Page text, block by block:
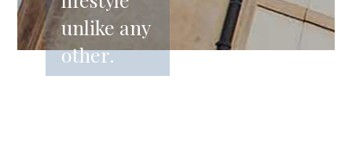
unlike any
other.